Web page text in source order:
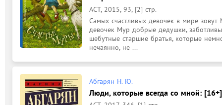
АСТ, 2015, 93, [2] стр.
Самых счастливых девочек в мире
девочек Мур добрые дедушки,
шебутные старшие братья, которые
нечаянно, не ...
Абгарян Н. Ю.
Люди, которые всегда со мной: